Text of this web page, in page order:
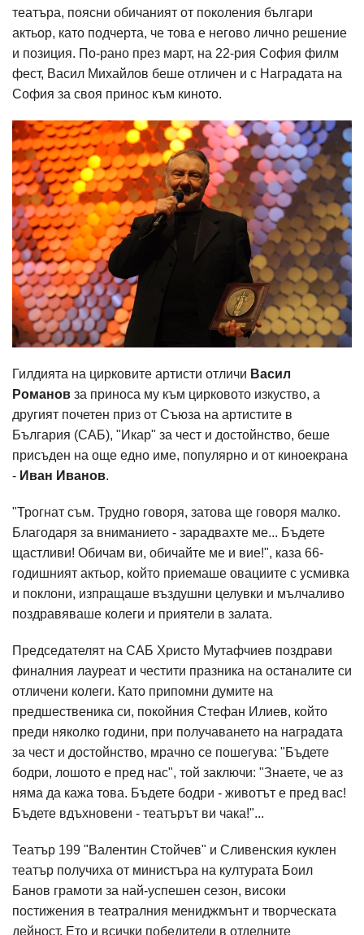
театъра, поясни обичаният от поколения българи
актьор, като подчерта, че това е негово лично решение
и позиция. По-рано през март, на 22-рия София филм
фест, Васил Михайлов беше отличен и с Наградата на
София за своя принос към киното.
Гилдията на цирковите артисти отличи Васил
Романов за приноса му към цирковото изкуство, а
другият почетен приз от Съюза на артистите в
България (САБ), "Икар" за чест и достойнство, беше
присъден на още едно име, популярно и от киноекрана
- Иван Иванов.
"Трогнат съм. Трудно говоря, затова ще говоря малко.
Благодаря за вниманието - зарадвахте ме... Бъдете
щастливи! Обичам ви, обичайте ме и вие!", каза 66-
годишният актьор, който приемаше овациите с усмивка
и поклони, изпращаше въздушни целувки и мълчаливо
поздравяваше колеги и приятели в залата.
Председателят на САБ Христо Мутафчиев поздрави
финалния лауреат и честити празника на останалите си
отличени колеги. Като припомни думите на
предшественика си, покойния Стефан Илиев, който
преди няколко години, при получаването на наградата
за чест и достойнство, мрачно се пошегува: "Бъдете
бодри, лошото е пред нас", той заключи: "Знаете, че аз
няма да кажа това. Бъдете бодри - животът е пред вас!
Бъдете вдъхновени - театърът ви чака!"...
Театър 199 "Валентин Стойчев" и Сливенския куклен
театър получиха от министъра на културата Боил
Банов грамоти за най-успешен сезон, високи
постижения в театралния мениджмънт и творческата
дейност. Ето и всички победители в отделните